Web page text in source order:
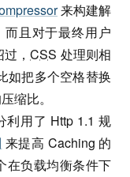
来构建解
而且对于最终用户
过，CSS 处理则相
如把多个空格替换
缩比。
用了 Http 1.1 规
来提高 Caching 的
在负载均衡条件下